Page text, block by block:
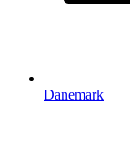
Danemark